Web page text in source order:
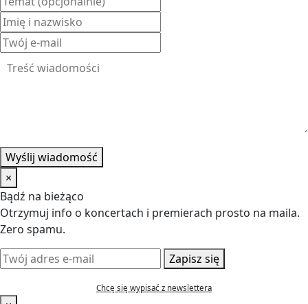
Wyślij wiadomość
×
Bądź na bieżąco
Otrzymuj info o koncertach i premierach prosto na maila.
Zero spamu.
Zapisz się
Chcę się wypisać z newslettera